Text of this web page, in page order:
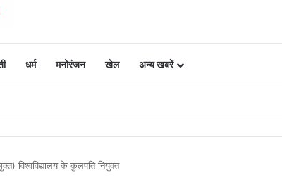
धर्म मनोरंजन खेल अन्य खबरें
में उत्साह, नैनो डीएपी और नैनो यूरिया बने किसानों के भरोसेमंद कृषि साथी…..
विश्वविद्यालय के कुलपति नियुक्त